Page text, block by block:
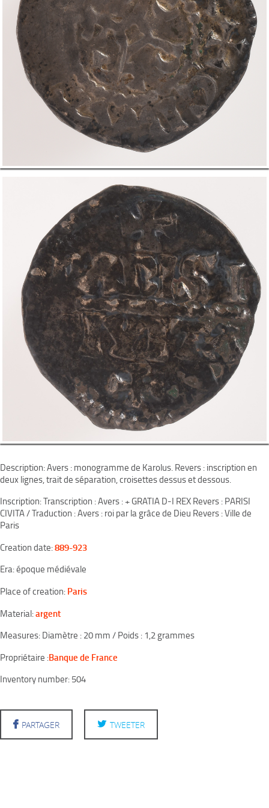
Description: Avers : monogramme de Karolus. Revers : inscription en
deux lignes, trait de séparation, croisettes dessus et dessous.
Inscription: Transcription : Avers : + GRATIA D-I REX Revers : PARISI
CIVITA / Traduction : Avers : roi par la grâce de Dieu Revers : Ville de
Paris
Creation date:889-923
Era: époque médiévale
Place of creation:Paris
Material:argent
Measures: Diamètre : 20 mm / Poids : 1,2 grammes
Propriétaire :Banque de France
Inventory number: 504
PARTAGER TWEETER